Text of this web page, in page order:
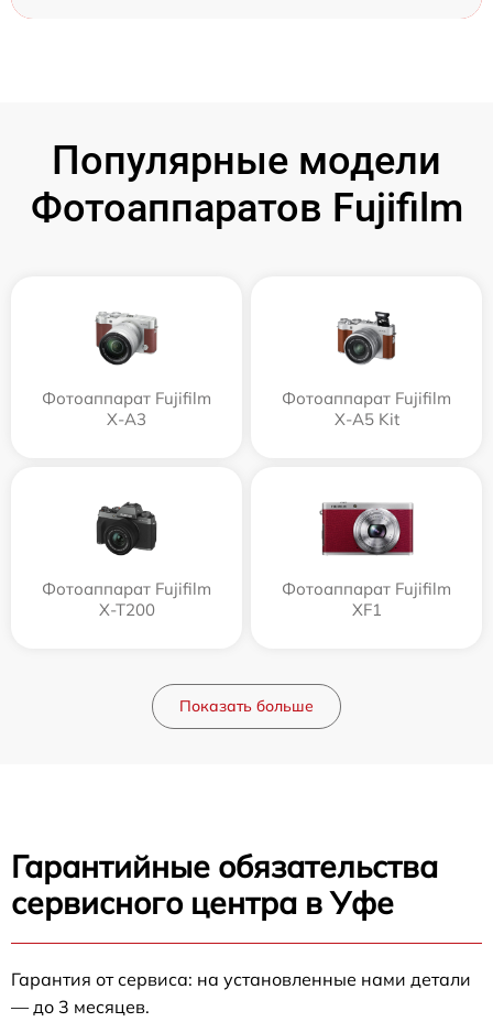
Популярные модели
Фотоаппаратов Fujifilm
Фотоаппарат Fujifilm
X-A3
Фотоаппарат Fujifilm
X-A5 Kit
Фотоаппарат Fujifilm
X-T200
Фотоаппарат Fujifilm
XF1
Показать больше
Гарантийные обязательства
сервисного центра в Уфе
Гарантия от сервиса: на установленные нами детали
— до 3 месяцев.